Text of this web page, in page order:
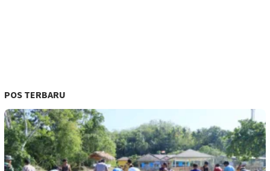
POS TERBARU